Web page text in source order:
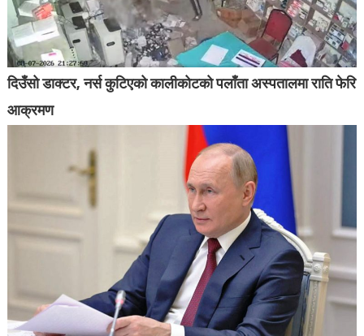
दिउँसो डाक्टर, नर्स कुटिएको कालीकोटको पलाँता अस्पतालमा राति फेरि
आक्रमण